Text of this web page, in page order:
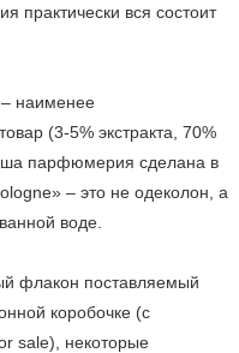
вся состоит
– наименее
(3-5% экстракта, 70%
парфюмерия сделана в
– это не одеколон, а
воде.
флакон поставляемый
коробочке (с
sale), некоторые